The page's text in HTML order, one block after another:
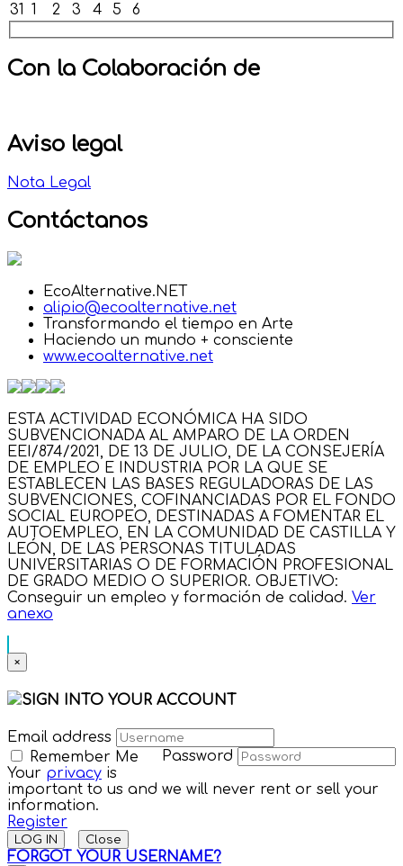
31 1 2 3 4 5 6
Con la Colaboración de
Aviso legal
Nota Legal
Contáctanos
EcoAlternative.NET
alipio@ecoalternative.net
Transformando el tiempo en Arte
Haciendo un mundo + consciente
www.ecoalternative.net
ESTA ACTIVIDAD ECONÓMICA HA SIDO
SUBVENCIONADA AL AMPARO DE LA ORDEN
EEI/874/2021, DE 13 DE JULIO, DE LA CONSEJERÍA
DE EMPLEO E INDUSTRIA POR LA QUE SE
ESTABLECEN LAS BASES REGULADORAS DE LAS
SUBVENCIONES, COFINANCIADAS POR EL FONDO
SOCIAL EUROPEO, DESTINADAS A FOMENTAR EL
AUTOEMPLEO, EN LA COMUNIDAD DE CASTILLA Y
LEÓN, DE LAS PERSONAS TITULADAS
UNIVERSITARIAS O DE FORMACIÓN PROFESIONAL
DE GRADO MEDIO O SUPERIOR. OBJETIVO:
Conseguir un empleo y formación de calidad. Ver
anexo
×
SIGN INTO YOUR ACCOUNT
Email address
Password
Remember Me
Your privacy is
important to us and we will never rent or sell your
information.
Register
LOG IN Close
FORGOT YOUR USERNAME?